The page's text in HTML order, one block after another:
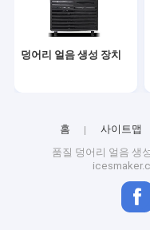
덩어리 얼음 생성 장치
홈 사이트맵
품질 덩어리 얼음 생